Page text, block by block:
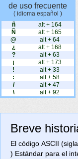
de uso frecuente
( idioma español )
ñ
alt + 164
Ñ
alt + 165
@
alt + 64
¿
alt + 168
?
alt + 63
¡
alt + 173
!
alt + 33
:
alt + 58
/
alt + 47
\
alt + 92
Breve
El código ASCII
) Estándar para el